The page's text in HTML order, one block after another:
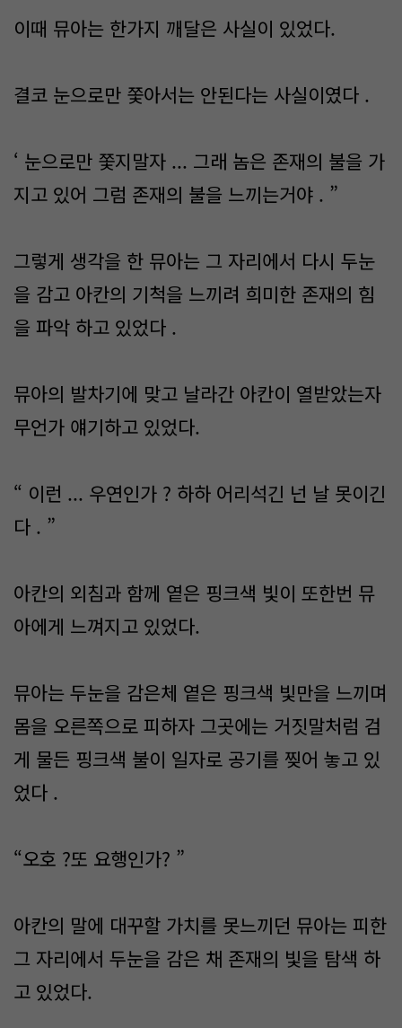
이때 뮤아는 한가지 깨달은 사실이 있었다.
결코 눈으로만 쫓아서는 안된다는 사실이였다 .
‘ 눈으로만 쫓지말자 ... 그래 놈은 존재의 불을 가
지고 있어 그럼 존재의 불을 느끼는거야 . ”
그렇게 생각을 한 뮤아는 그 자리에서 다시 두눈
을 감고 아칸의 기척을 느끼려 희미한 존재의 힘
을 파악 하고 있었다 .
뮤아의 발차기에 맞고 날라간 아칸이 열받았는자
무언가 얘기하고 있었다.
“ 이런 ... 우연인가 ? 하하 어리석긴 넌 날 못이긴
다 . ”
아칸의 외침과 함께 옅은 핑크색 빛이 또한번 뮤
아에게 느껴지고 있었다.
뮤아는 두눈을 감은체 옅은 핑크색 빛만을 느끼며
몸을 오른쪽으로 피하자 그곳에는 거짓말처럼 검
게 물든 핑크색 불이 일자로 공기를 찢어 놓고 있
었다 .
“오호 ?또 요행인가? ”
아칸의 말에 대꾸할 가치를 못느끼던 뮤아는 피한
그 자리에서 두눈을 감은 채 존재의 빛을 탐색 하
고 있었다.